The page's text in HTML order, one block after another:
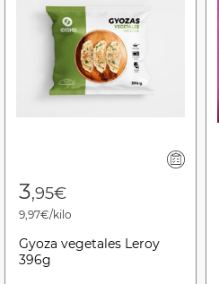
3,95€
9,97€/kilo
Gyoza vegetales Leroy
396g